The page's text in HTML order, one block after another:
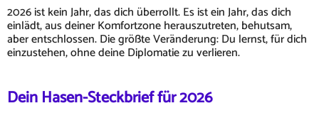
2026 ist kein Jahr, das dich überrollt. Es ist ein Jahr, das dich
einlädt, aus deiner Komfortzone herauszutreten, behutsam,
aber entschlossen. Die größte Veränderung: Du lernst, für dich
einzustehen, ohne deine Diplomatie zu verlieren.
Dein Hasen-Steckbrief für 2026